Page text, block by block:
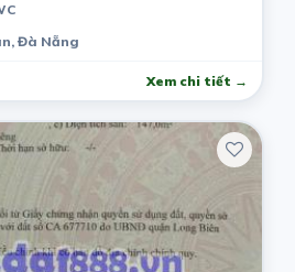
Đà Nẵng
Xem chi tiết →